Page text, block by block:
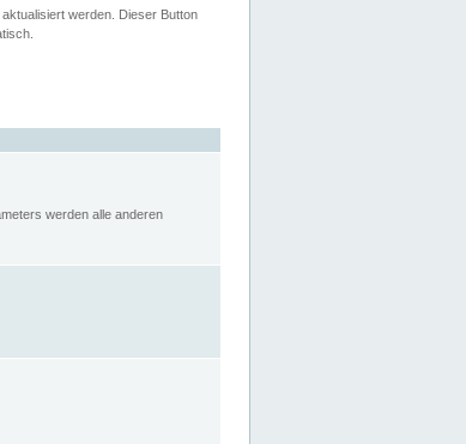
werden. Dieser Button
werden alle anderen